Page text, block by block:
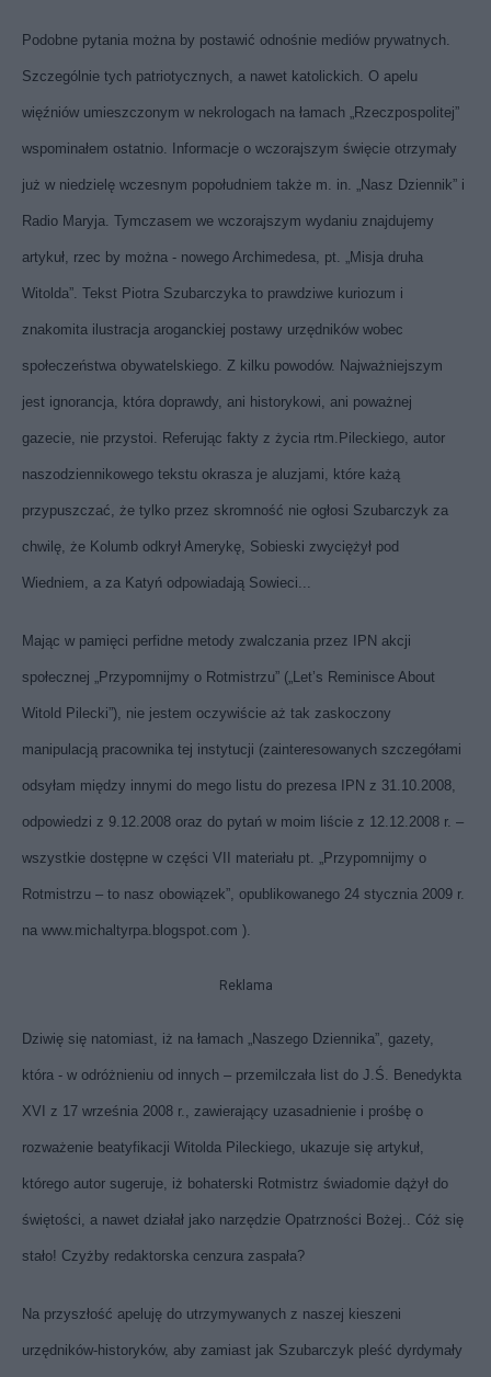
Podobne pytania można by postawić odnośnie mediów prywatnych.
Szczególnie tych patriotycznych, a nawet katolickich. O apelu
więźniów umieszczonym w nekrologach na łamach „Rzeczpospolitej”
wspominałem ostatnio. Informacje o wczorajszym święcie otrzymały
już w niedzielę wczesnym popołudniem także m. in. „Nasz Dziennik” i
Radio Maryja. Tymczasem we wczorajszym wydaniu znajdujemy
artykuł, rzec by można - nowego Archimedesa, pt. „Misja druha
Witolda”. Tekst Piotra Szubarczyka to prawdziwe kuriozum i
znakomita ilustracja aroganckiej postawy urzędników wobec
społeczeństwa obywatelskiego. Z kilku powodów. Najważniejszym
jest ignorancja, która doprawdy, ani historykowi, ani poważnej
gazecie, nie przystoi. Referując fakty z życia rtm.Pileckiego, autor
naszodziennikowego tekstu okrasza je aluzjami, które każą
przypuszczać, że tylko przez skromność nie ogłosi Szubarczyk za
chwilę, że Kolumb odkrył Amerykę, Sobieski zwyciężył pod
Wiedniem, a za Katyń odpowiadają Sowieci...
Mając w pamięci perfidne metody zwalczania przez IPN akcji
społecznej „Przypomnijmy o Rotmistrzu” („Let’s Reminisce About
Witold Pilecki”), nie jestem oczywiście aż tak zaskoczony
manipulacją pracownika tej instytucji (zainteresowanych szczegółami
odsyłam między innymi do mego listu do prezesa IPN z 31.10.2008,
odpowiedzi z 9.12.2008 oraz do pytań w moim liście z 12.12.2008 r. –
wszystkie dostępne w części VII materiału pt. „Przypomnijmy o
Rotmistrzu – to nasz obowiązek”, opublikowanego 24 stycznia 2009 r.
na www.michaltyrpa.blogspot.com ).
Reklama
Dziwię się natomiast, iż na łamach „Naszego Dziennika”, gazety,
która - w odróżnieniu od innych – przemilczała list do J.Ś. Benedykta
XVI z 17 września 2008 r., zawierający uzasadnienie i prośbę o
rozważenie beatyfikacji Witolda Pileckiego, ukazuje się artykuł,
którego autor sugeruje, iż bohaterski Rotmistrz świadomie dążył do
świętości, a nawet działał jako narzędzie Opatrzności Bożej.. Cóż się
stało! Czyżby redaktorska cenzura zaspała?
Na przyszłość apeluję do utrzymywanych z naszej kieszeni
urzędników-historyków, aby zamiast jak Szubarczyk pleść dyrdymały